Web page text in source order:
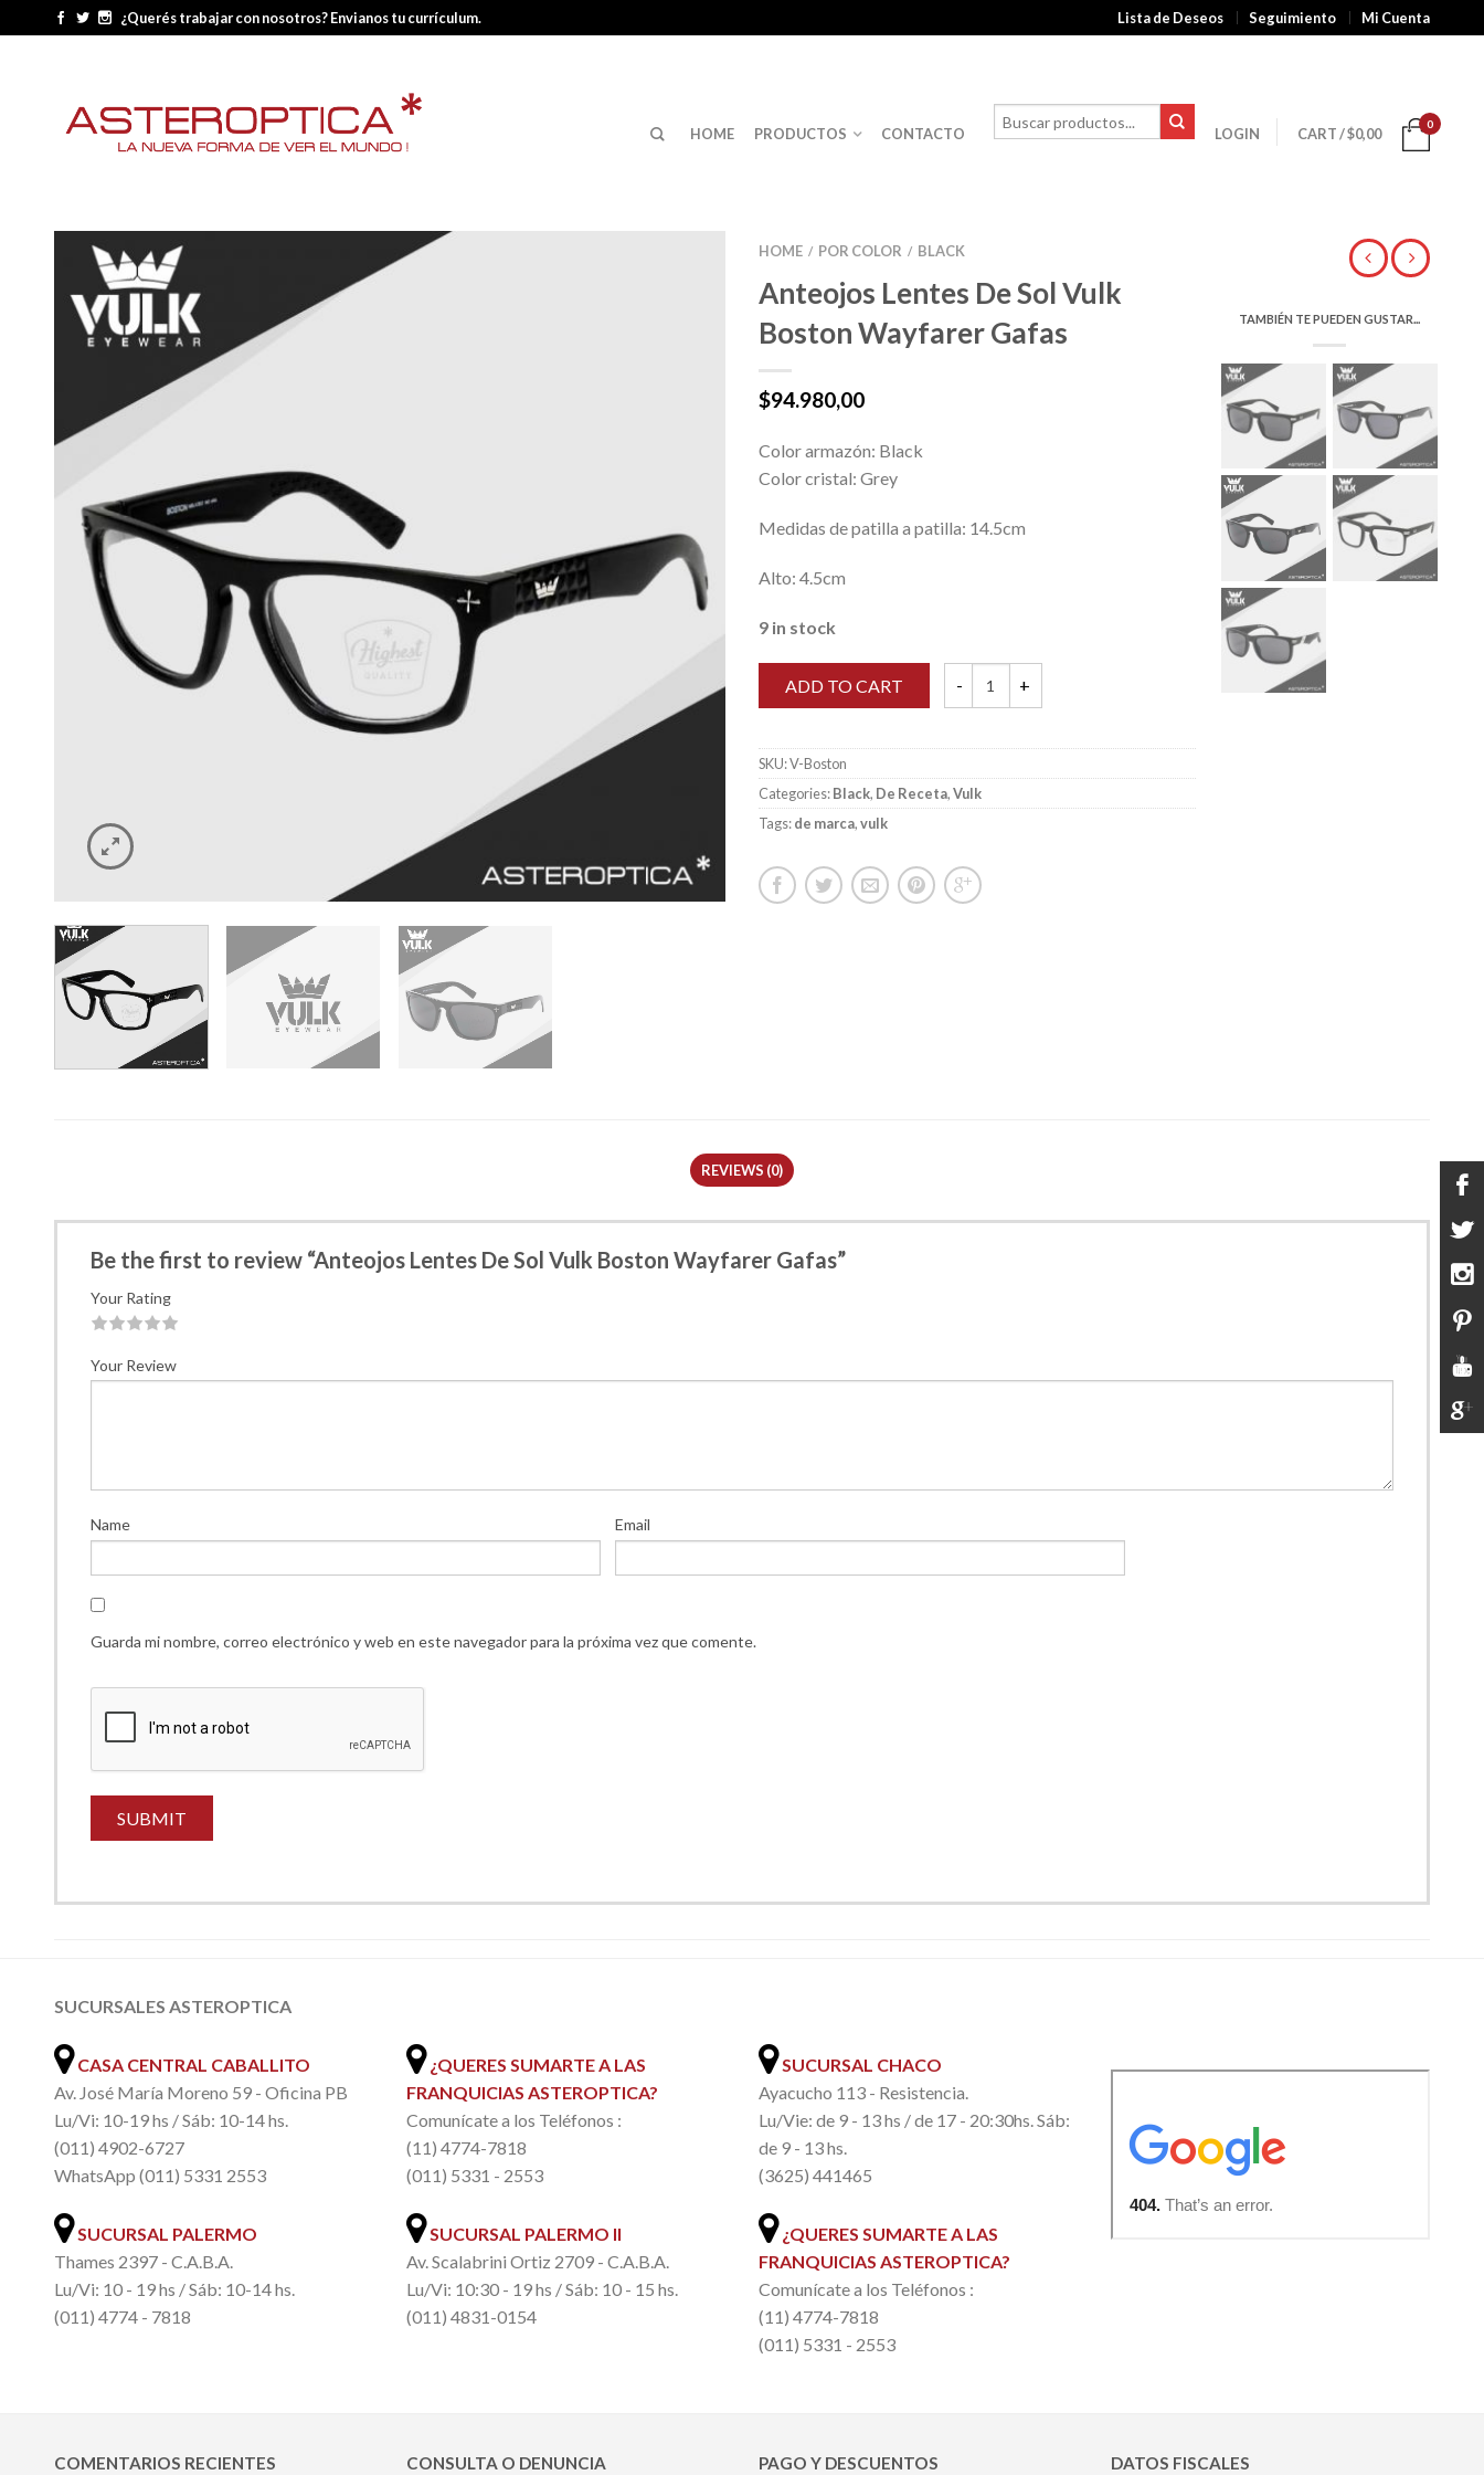
¿Querés trabajar con nosotros? Envianos tu currículum. Lista de Deseos Seguimiento Mi Cuenta
HOME PRODUCTOS CONTACTO LOGIN CART/$0,00
0
HOME / POR COLOR / BLACK
Anteojos Lentes De Sol Vulk
Boston Wayfarer Gafas
$94.980,00
Color armazón: Black
Color cristal: Grey
Medidas de patilla a patilla: 14.5cm
Alto: 4.5cm
9 in stock
ADD TO CART
SKU:V-Boston
Categories:Black, De Receta,Vulk
Tags:de marca,vulk
TAMBIÉN TE PUEDEN GUSTAR...
REVIEWS (0)
Be the first to review “Anteojos Lentes De Sol Vulk Boston Wayfarer Gafas”
Your Rating
Your Review
Name Email
Guarda mi nombre, correo electrónico y web en este navegador para la próxima vez que comente.
SUCURSALES ASTEROPTICA
CASA CENTRAL CABALLITO
Av. José María Moreno 59 - Oficina PB
Lu/Vi: 10-19 hs / Sáb: 10-14 hs.
(011) 4902-6727
WhatsApp (011) 5331 2553
SUCURSAL PALERMO
Thames 2397 - C.A.B.A.
Lu/Vi: 10 - 19 hs / Sáb: 10-14 hs.
(011) 4774 - 7818
¿QUERES SUMARTE A LAS
FRANQUICIAS ASTEROPTICA?
Comunícate a los Teléfonos :
(11) 4774-7818
(011) 5331 - 2553
SUCURSAL PALERMO II
Av. Scalabrini Ortiz 2709 - C.A.B.A.
Lu/Vi: 10:30 - 19 hs / Sáb: 10 - 15 hs.
(011) 4831-0154
SUCURSAL CHACO
Ayacucho 113 - Resistencia.
Lu/Vie: de 9 - 13 hs / de 17 - 20:30hs. Sáb:
de 9 - 13 hs.
(3625) 441465
¿QUERES SUMARTE A LAS
FRANQUICIAS ASTEROPTICA?
Comunícate a los Teléfonos :
(11) 4774-7818
(011) 5331 - 2553
COMENTARIOS RECIENTES CONSULTA O DENUNCIA PAGO Y DESCUENTOS DATOS FISCALES